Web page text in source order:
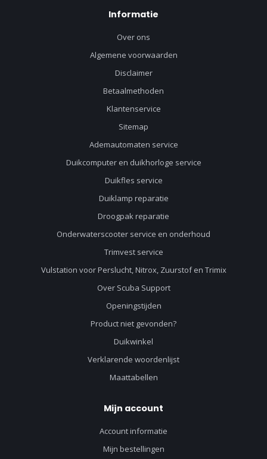
Informatie
Over ons
Algemene voorwaarden
Disclaimer
Betaalmethoden
Klantenservice
Sitemap
Ademautomaten service
Duikcomputer en duikhorloge service
Duikfles service
Duiklamp reparatie
Droogpak reparatie
Onderwaterscooter service en onderhoud
Trimvest service
Vulstation voor Perslucht, Nitrox, Zuurstof en Trimix
Over Scuba Support
Openingstijden
Product niet gevonden?
Duikwinkel
Verklarende woordenlijst
Maattabellen
Mijn account
Account informatie
Mijn bestellingen